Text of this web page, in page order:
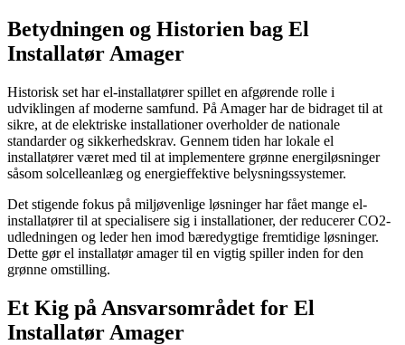
Betydningen og Historien bag El
Installatør Amager
Historisk set har el-installatører spillet en afgørende rolle i
udviklingen af moderne samfund. På Amager har de bidraget til at
sikre, at de elektriske installationer overholder de nationale
standarder og sikkerhedskrav. Gennem tiden har lokale el
installatører været med til at implementere grønne energiløsninger
såsom solcelleanlæg og energieffektive belysningssystemer.
Det stigende fokus på miljøvenlige løsninger har fået mange el-
installatører til at specialisere sig i installationer, der reducerer CO2-
udledningen og leder hen imod bæredygtige fremtidige løsninger.
Dette gør el installatør amager til en vigtig spiller inden for den
grønne omstilling.
Et Kig på Ansvarsområdet for El
Installatør Amager